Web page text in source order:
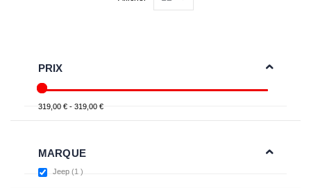
PRIX
319,00 € - 319,00 €
MARQUE
Jeep 1 item